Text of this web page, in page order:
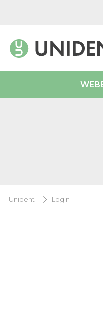
Unident Login